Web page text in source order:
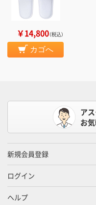
￥14,800（税込）
カゴへ
ア
お
新規会員登録
ログイン
ヘルプ